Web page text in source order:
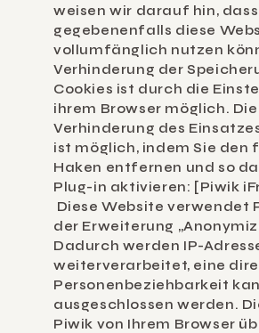
weisen wir darauf hin, dass
gegebenenfalls diese
vollumfänglich nutzen
Verhinderung der
Cookies ist durch die
ihrem Browser möglich. Die
Verhinderung des
ist möglich, indem Sie den
Haken entfernen und so
Plug-in aktivieren: [Piwik
Diese Website verwendet
der Erweiterung
Dadurch werden IP-
weiterverarbeitet, eine
Personenbeziehbarkeit
ausgeschlossen werden.
Piwik von Ihrem Browser